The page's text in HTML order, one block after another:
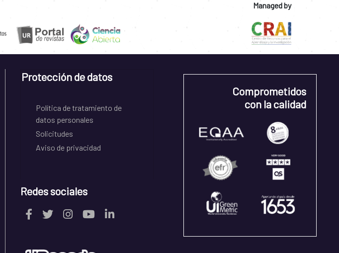
Managed by
Protección de datos
Política de tratamiento de
datos personales
Solicitudes
Aviso de privacidad
Redes sociales
Comprometidos
con la calidad